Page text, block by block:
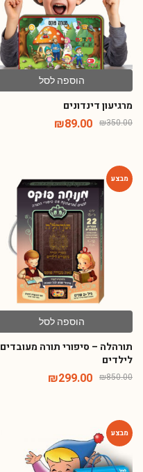
הוספה לסל
מרגיעון דינדונים
₪350.00
₪89.00
הוספה לסל
תורהלה – סיפורי תורה מעובדים
לילדים
₪850.00
₪299.00
-73%